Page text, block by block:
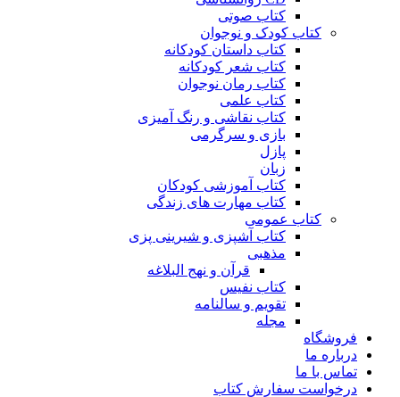
کتاب صوتی
کتاب کودک و نوجوان
کتاب داستان کودکانه
کتاب شعر کودکانه
کتاب رمان نوجوان
کتاب علمی
کتاب نقاشی و رنگ آمیزی
بازی و سرگرمی
پازل
زبان
کتاب آموزشی کودکان
کتاب مهارت های زندگی
کتاب عمومی
کتاب آشپزی و شیرینی پزی
مذهبی
قرآن و نهج البلاغه
کتاب نفیس
تقویم و سالنامه
مجله
فروشگاه
درباره ما
تماس با ما
درخواست سفارش کتاب